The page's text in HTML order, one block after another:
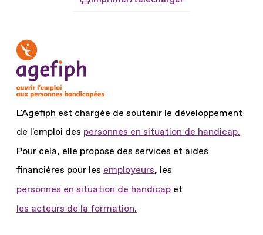
L'Agefiph est chargée de soutenir le développement
de l'emploi des personnes en situation de handicap.
Pour cela, elle propose des services et aides
financières pour les employeurs, les
personnes en situation de handicap et
les acteurs de la formation.